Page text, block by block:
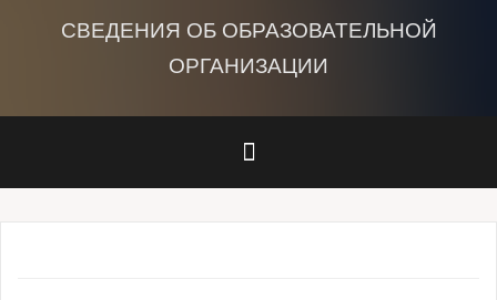
СВЕДЕНИЯ ОБ ОБРАЗОВАТЕЛЬНОЙ
ОРГАНИЗАЦИИ